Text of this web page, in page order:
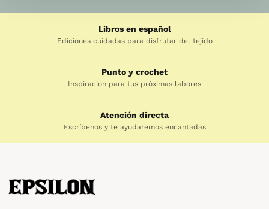
Libros en español
Ediciones cuidadas para disfrutar del tejido
Punto y crochet
Inspiración para tus próximas labores
Atención directa
Escríbenos y te ayudaremos encantadas